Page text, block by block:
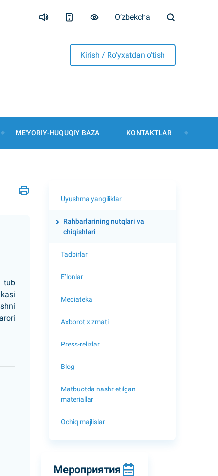
O’zbekcha
Kirish / Ro'yxatdan o'tish
ME'YORIY-HUQUQIY BAZA KONTAKTLAR
tub
Uyushma yangiliklar
Rahbarlarining nutqlari va
chiqishlari
Tadbirlar
E’lonlar
Mediateka
Axborot xizmati
Press-relizlar
Blog
Matbuotda nashr etilgan
materiallar
Ochiq majlislar
Мероприятия